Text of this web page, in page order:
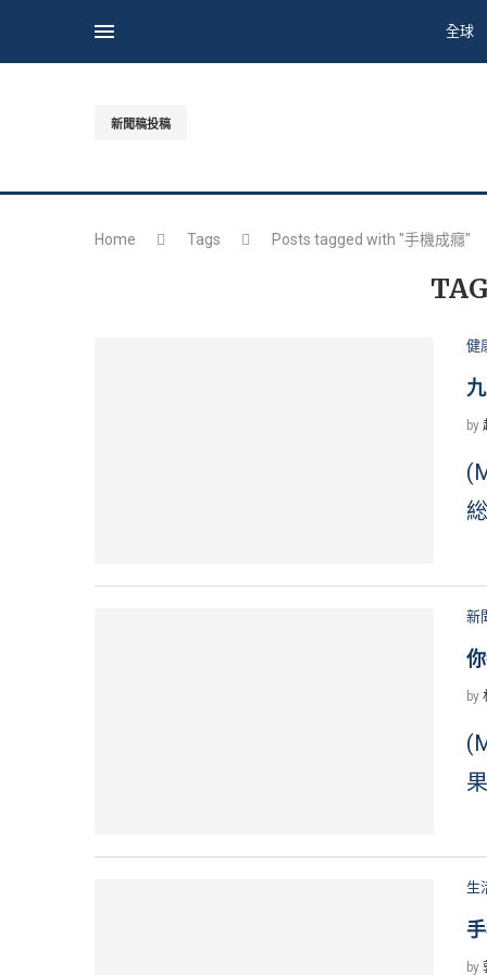
全球
新聞稿投稿
Home Tags Posts tagged with "手機成癮"
健
by
新
by
生
by